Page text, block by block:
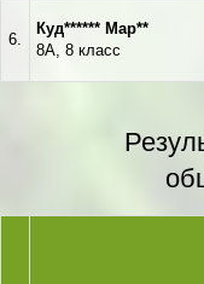
6.
Куд****** Мар**
8А, 8 класс